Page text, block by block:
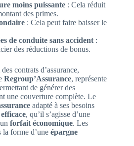
moins puissante : Cela réduit
des primes.
: Cela peut faire baisser le
de conduite sans accident:
des réductions de bonus.
contrats d’assurance,
Regroup’Assurance, représente
de générer des
une couverture complète. Le
adapté à ses besoins
, qu’il s’agisse d’une
forfait économique. Les
la forme d’une épargne